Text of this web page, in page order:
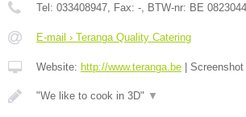
Tel: 033408947 , Fax: - , BTW-nr: BE
E-mail › Teranga Quality Catering
Website: http://www.teranga.be | Screenshot
"We like to cook in 3D" ▼